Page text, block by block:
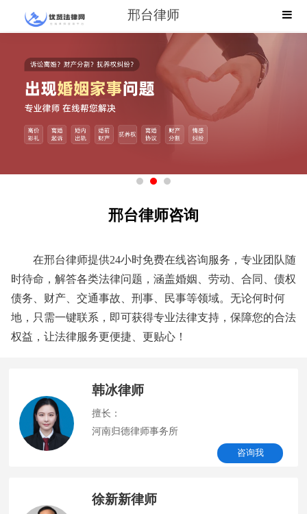
邢台律师
邢台律师咨询
在邢台律师提供24小时免费在线咨询服务，专业团队随
时待命，解答各类法律问题，涵盖婚姻、劳动、合同、债权
债务、财产、交通事故、刑事、民事等领域。无论何时何
地，只需一键联系，即可获得专业法律支持，保障您的合法
权益，让法律服务更便捷、更贴心！
韩冰律师
擅长：
河南归德律师事务所
咨询我
徐新新律师